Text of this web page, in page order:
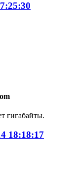
гигабайты.
18:18:17